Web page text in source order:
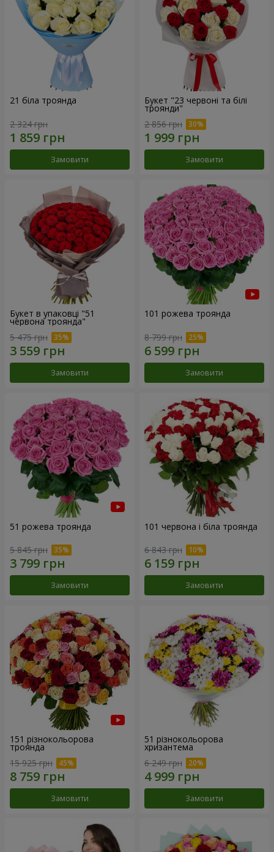
21 біла троянда
2 324 грн
Замовити
Букет "23 червоні та білі
троянди"
2 856 грн
Замовити
Букет в упаковці "51
червона троянда"
5 475 грн
Замовити
101 рожева троянда
8 799 грн
Замовити
51 рожева троянда
5 845 грн
Замовити
101 червона і біла троянда
6 843 грн
Замовити
151 різнокольорова
троянда
15 925 грн
Замовити
51 різнокольорова
хризантема
6 249 грн
Замовити